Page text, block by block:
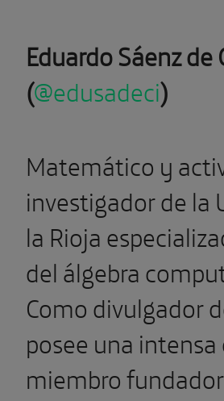
Eduardo Sáenz de
(@edusadeci)
Matemático y
investigador de la
la Rioja
del álgebra
Como divulgador
posee una intensa
miembro